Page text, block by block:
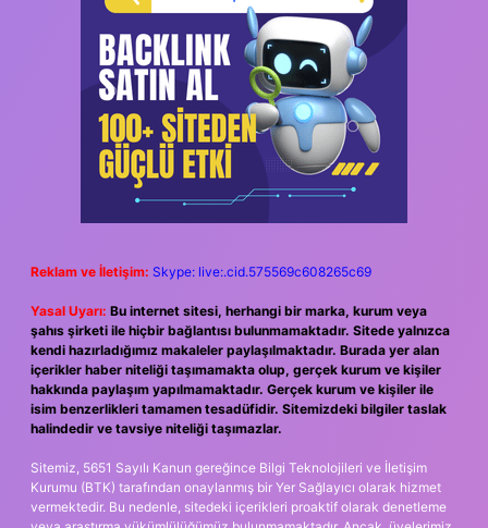
Reklam ve İletişim: Skype: live:.cid.575569c608265c69
Yasal Uyarı: Bu internet sitesi, herhangi bir marka, kurum veya
şahıs şirketi ile hiçbir bağlantısı bulunmamaktadır. Sitede yalnızca
kendi hazırladığımız makaleler paylaşılmaktadır. Burada yer alan
içerikler haber niteliği taşımamakta olup, gerçek kurum ve kişiler
hakkında paylaşım yapılmamaktadır. Gerçek kurum ve kişiler ile
isim benzerlikleri tamamen tesadüfidir. Sitemizdeki bilgiler taslak
halindedir ve tavsiye niteliği taşımazlar.
Sitemiz, 5651 Sayılı Kanun gereğince Bilgi Teknolojileri ve İletişim
Kurumu (BTK) tarafından onaylanmış bir Yer Sağlayıcı olarak hizmet
vermektedir. Bu nedenle, sitedeki içerikleri proaktif olarak denetleme